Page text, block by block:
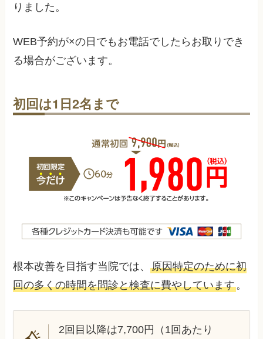
りました。
WEB予約が×の日でもお電話でしたらお取りでき
る場合がございます。
初回は1日2名まで
根本改善を目指す当院では、原因特定のために初
回の多くの時間を問診と検査に費やしています。
2回目以降は7,700円（1回あたり